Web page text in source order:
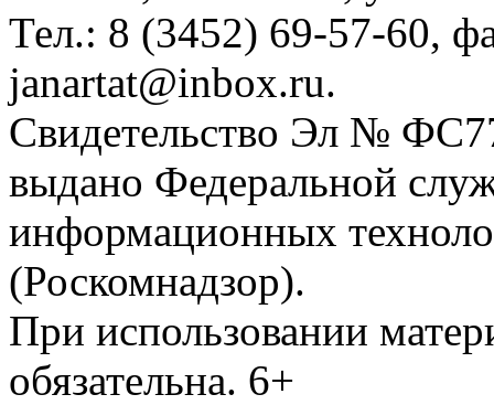
Тел.: 8 (3452) 69-57-60,
janartat@inbox.ru.
Свидетельство Эл №
выдано Федеральной
информационных
(Роскомнадзор).
При использовании
обязательна. 6+